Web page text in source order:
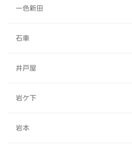
一色新田
石車
井戸屋
岩ケ下
岩本